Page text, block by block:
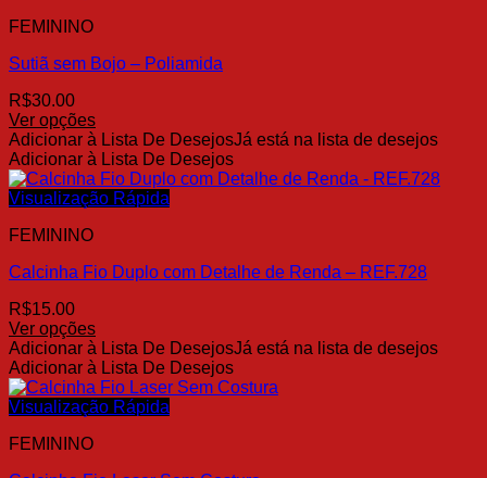
As
podem
escolhidas
na
página
do
produto
FEMININO
Sutiã sem Bojo – Poliamida
R$30.00
Ver opções
Este
produto
tem
várias
As
podem
escolhidas
na
página
do
produto
Adicionar à Lista De DesejosJá está na lista de desejos
Adicionar à Lista De Desejos
Visualização Rápida
FEMININO
Calcinha Fio Duplo com Detalhe de Renda – REF.728
R$15.00
Ver opções
Este
produto
tem
várias
As
Adicionar à Lista De DesejosJá está na lista de desejos
Adicionar à Lista De Desejos
Visualização Rápida
FEMININO